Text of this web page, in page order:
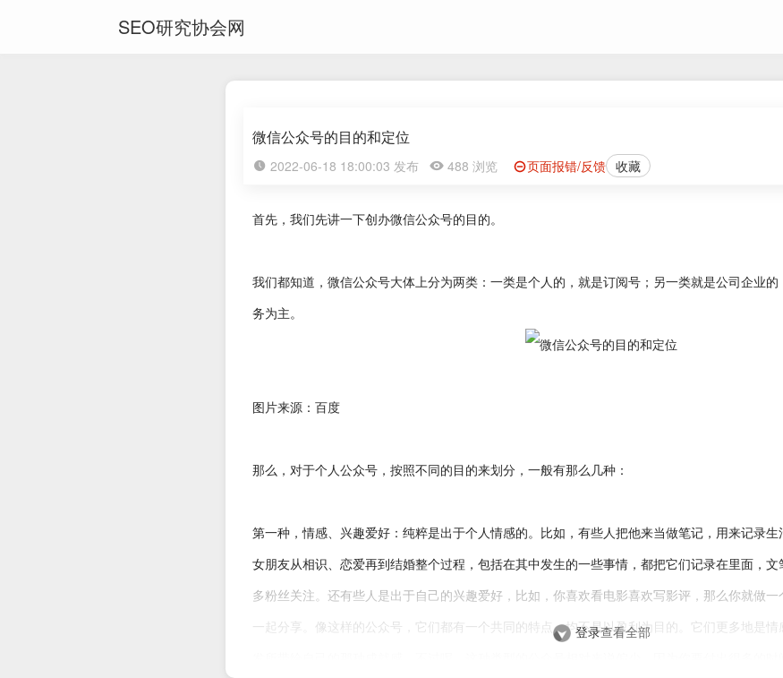
SEO研究协会网
微信公众号的目的和定位
2022-06-18 18:00:03 发布 488 浏览 页面报错/反馈 收藏
首先，我们先讲一下创办微信公众号的目的。
我们都知道，微信公众号大体上分为两类：一类是个人的，就是订阅号；另一类就是公司企业
务为主。
图片来源：百度
那么，对于个人公众号，按照不同的目的来划分，一般有那么几种：
第一种，情感、兴趣爱好：纯粹是出于个人情感的。比如，有些人把他来当做笔记，用来记录
女朋友从相识、恋爱再到结婚整个过程，包括在其中发生的一些事情，都把它们记录在里面，
多粉丝关注。还有些人是出于自己的兴趣爱好，比如，你喜欢看电影喜欢写影评，那么你就做
一起分享。像这样的公众号，它们都有一个共同的特点，均不是以盈利为目的。它们更多地是情
登录查看全部